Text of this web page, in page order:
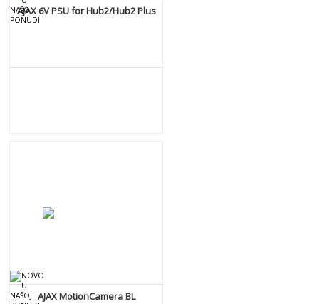
AJAX 6V PSU for Hub2/Hub2 Plus
AJAX MotionCamera BL